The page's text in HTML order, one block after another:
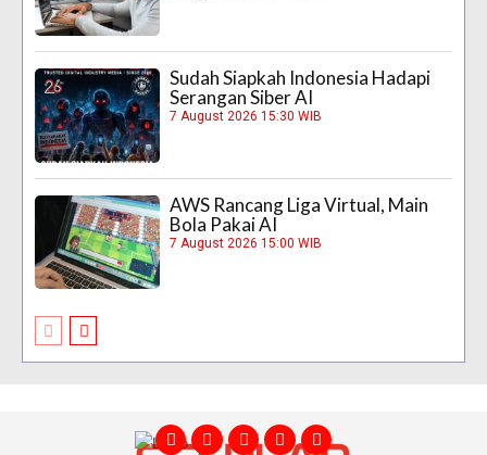
Sudah Siapkah Indonesia Hadapi
Serangan Siber AI
7 August 2026 15:30 WIB
AWS Rancang Liga Virtual, Main
Bola Pakai AI
7 August 2026 15:00 WIB